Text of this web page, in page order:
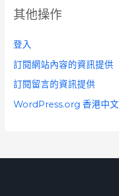
其他操作
登入
訂閱網站內容的資訊提供
訂閱留言的資訊提供
WordPress.org 香港中文